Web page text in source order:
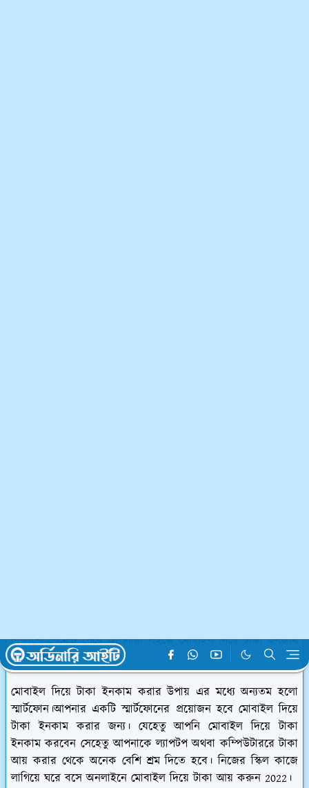
বিকাশে পেমেন্ট পেয়ে আপনারা সহজে মোবাইল দিয়ে টাকা ইনকাম
করতে পারবেন।
মোবাইল দিয়ে টাকা ইনকাম করার উপায় এর মধ্যে অন্যতম হলো
স্মার্টফোন।আপনার একটি স্মার্টফোনের প্রয়োজন হবে মোবাইল দিয়ে
টাকা ইনকাম করার জন্য। যেহেতু আপনি মোবাইল দিয়ে টাকা
ইনকাম করবেন সেহেতু আপনাকে ল্যাপটপ অথবা কম্পিউটাররে টাকা
আয় করার থেকে অনেক বেশি শ্রম দিতে হবে। নিজের স্কিল কাজে
লাগিয়ে ঘরে বসে অনলাইনে মোবাইল দিয়ে টাকা আয় করুন 2022।